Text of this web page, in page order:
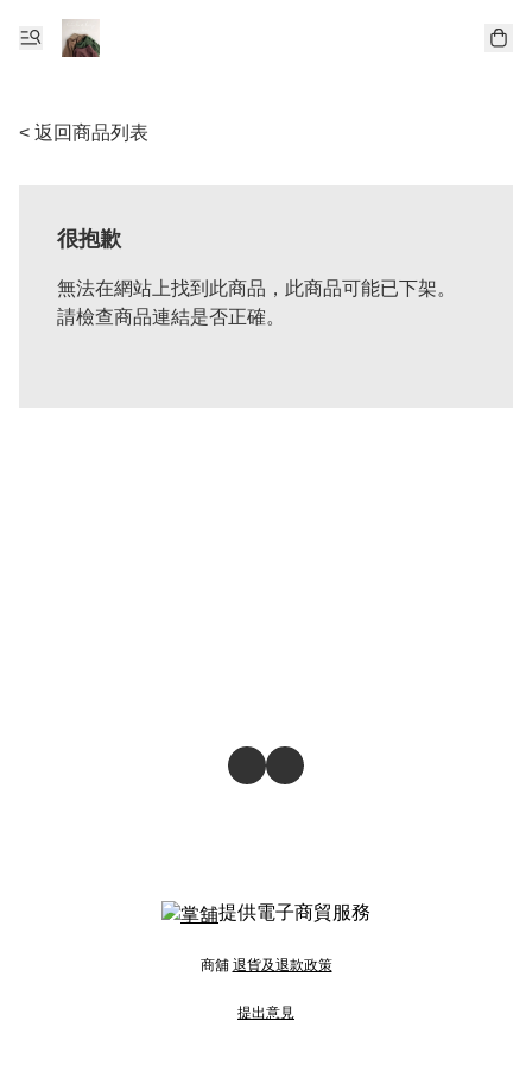
< 返回商品列表
很抱歉
無法在網站上找到此商品，此商品可能已下架。
請檢查商品連結是否正確。
提供電子商貿服務
商舖 退貨及退款政策
提出意見